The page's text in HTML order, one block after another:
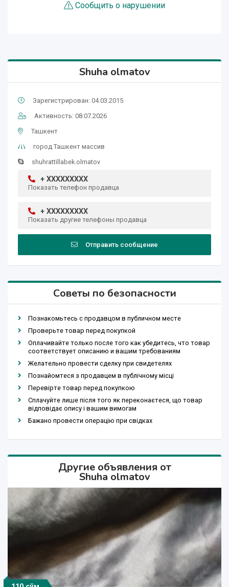
Сообщить о нарушении
Shuha olmatov
Зарегистрирован: 04.03.2015
Активность: 08.07.2026
Ташкент
город Ташкент массив
shuhrattillabek.olmatov
+ XXXXXXXXX
Показать телефон продавца
+ XXXXXXXXX
Показать другие телефоны продавца
Отправить сообщение
Советы по безопасности
Познакомьтесь с продавцом в публичном месте
Проверьте товар перед покупкой
Оплачивайте только после того как убедитесь, что товар
соответствует описанию и вашим требованиям
Желательно провести сделку при свидетелях
Познайомтеся з продавцем в публічному місці
Перевірте товар перед покупкою
Сплачуйте лише після того як переконаєтеся, що товар
відповідає опису і вашим вимогам
Бажано провести операцію при свідках
Другие объявления от
Shuha olmatov